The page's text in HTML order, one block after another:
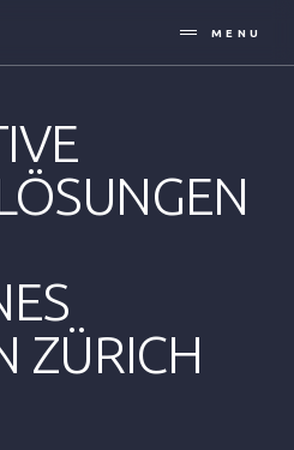
MENU
ZÜRICH